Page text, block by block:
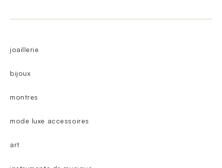
joaillerie
bijoux
montres
mode luxe accessoires
art